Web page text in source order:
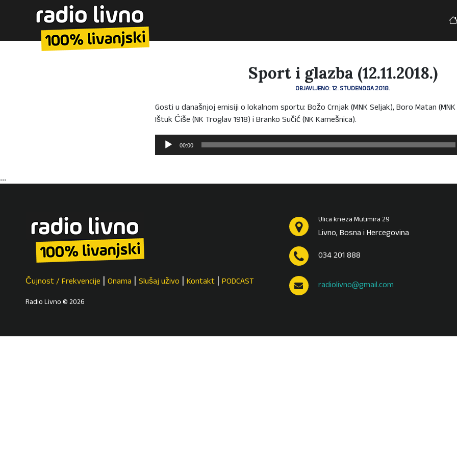
Sport i glazba (12.11.2018.)
OBJAVLJENO: 12. STUDENOGA 2018.
Gosti u današnjoj emisiji o lokalnom sportu: Božo Crnjak (MNK Seljak), Boro Matan
Ištuk Ćiše (NK Troglav 1918) i Branko Sučić (NK Kamešnica).
Reproduktor
audiozapisa
00:00
...
Čujnost / Frekvencije Onama Slušaj uživo Kontakt PODCAST
Radio Livno © 2026
Ulica kneza Mutimira 29
Livno, Bosna i Hercegovina
034 201 888
radiolivno@gmail.com